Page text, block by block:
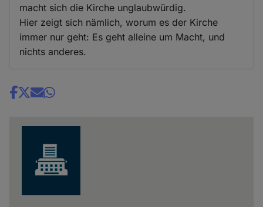
macht sich die Kirche unglaubwürdig.
Hier zeigt sich nämlich, worum es der Kirche
immer nur geht: Es geht alleine um Macht, und
nichts anderes.
Share